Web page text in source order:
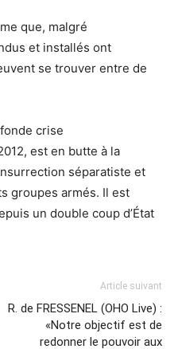
que, malgré
et installés ont
se trouver entre de
crise
est en butte à la
séparatiste et
groupes armés. Il est
un double coup d’État
Article suivant
R. de FRESSENEL (OHO Live) :
«Notre objectif est de
redonner le pouvoir aux